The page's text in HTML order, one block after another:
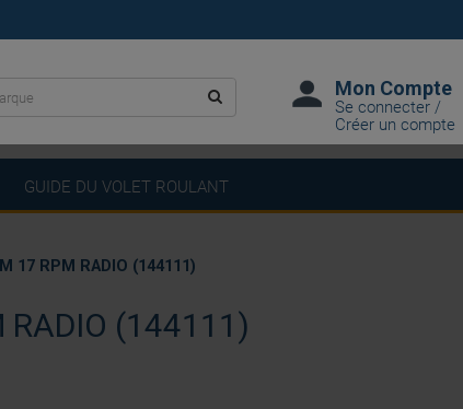
Mon Compte
Se connecter /
Créer un compte
GUIDE DU VOLET ROULANT
RADIO (144111)
17 RPM RADIO (144111)